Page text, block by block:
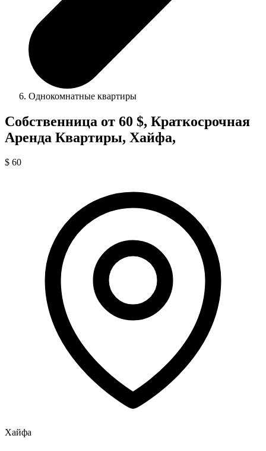
Однокомнатные квартиры
Собственница от 60 $, Краткосрочная
Аренда Квартиры, Хайфа,
$ 60
Хайфа